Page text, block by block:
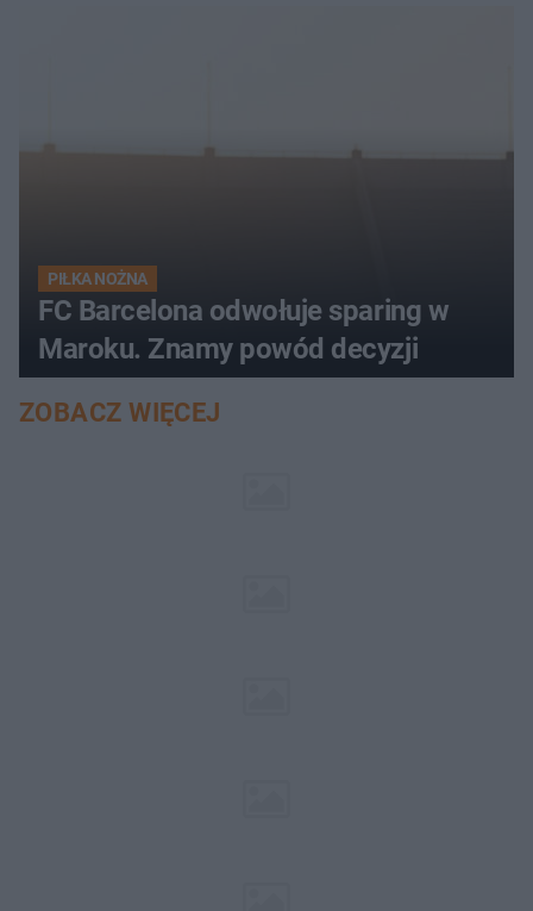
PIŁKA NOŻNA
FC Barcelona odwołuje sparing w
Maroku. Znamy powód decyzji
ZOBACZ WIĘCEJ